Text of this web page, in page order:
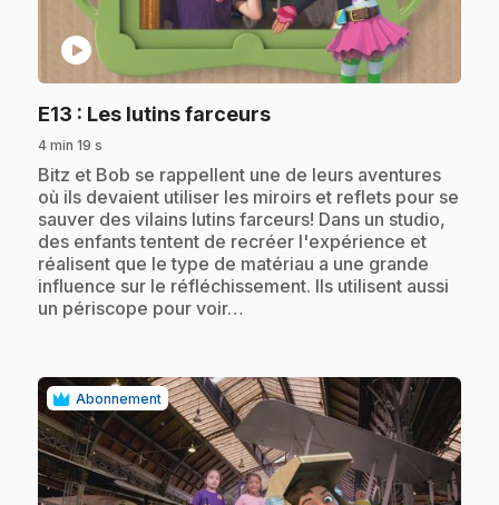
play_circle
E13 : Les lutins farceurs.
4 min 19 s
.Bitz et Bob se rappellent une de leurs aventures
où ils devaient utiliser les miroirs et reflets pour se
sauver des vilains lutins farceurs! Dans un studio,
des enfants tentent de recréer l'expérience et
réalisent que le type de matériau a une grande
influence sur le réfléchissement. Ils utilisent aussi
un périscope pour voir…
Abonnement